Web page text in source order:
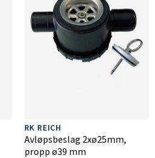
RK REICH
Avløpsbeslag 2xø25mm,
propp ø39 mm